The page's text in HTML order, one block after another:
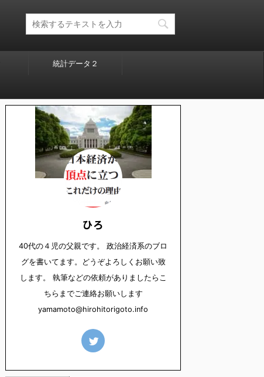
統計データ２
ひろ
40代の４児の父親です。 政治経済系のブロ
グを書いてます。どうぞよろしくお願い致
します。 執筆などの依頼がありましたらこ
ちらまでご連絡お願いします
yamamoto@hirohitorigoto.info